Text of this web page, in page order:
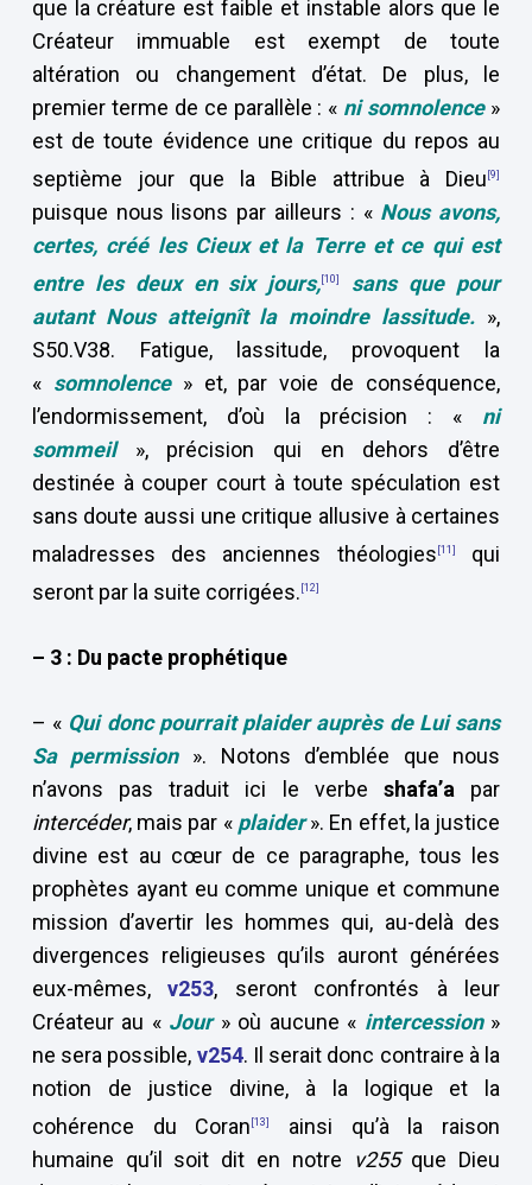
que la créature est faible et instable alors que le
Créateur immuable est exempt de toute
altération ou changement d’état. De plus, le
premier terme de ce parallèle : « ni somnolence»
est de toute évidence une critique du repos au
septième jour que la Bible attribue à Dieu [9]
puisque nous lisons par ailleurs : « Nous avons,
certes, créé les Cieux et la Terre et ce qui est
entre les deux en six jours, [10]
sans que pour
autant Nous atteignît la moindre lassitude. »,
S50.V38. Fatigue, lassitude, provoquent la
« somnolence» et, par voie de conséquence,
l’endormissement, d’où la précision : « ni
sommeil», précision qui en dehors d’être
destinée à couper court à toute spéculation est
sans doute aussi une critique allusive à certaines
maladresses des anciennes théologies [11]
qui
seront par la suite corrigées. [12]
– 3 : Du pacte prophétique
– « Qui donc pourrait plaider auprès de Lui sans
Sa permission ». Notons d’emblée que nous
n’avons pas traduit ici le verbe shafa’a par
intercéder, mais par « plaider ». En effet, la justice
divine est au cœur de ce paragraphe, tous les
prophètes ayant eu comme unique et commune
mission d’avertir les hommes qui, au-delà des
divergences religieuses qu’ils auront générées
eux-mêmes,v253, seront confrontés à leur
Créateur au « Jour» où aucune « intercession»
ne sera possible, v254. Il serait donc contraire à la
notion de justice divine, à la logique et la
cohérence du Coran [13]
ainsi qu’à la raison
humaine qu’il soit dit en notre
v255que Dieu